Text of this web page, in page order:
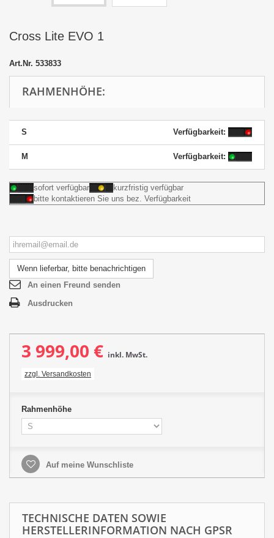
Cross Lite EVO 1
Art.Nr. 533833
RAHMENHÖHE:
S Verfügbarkeit:
M Verfügbarkeit:
sofort verfügbar
kurzfristig verfügbar
bitte kontaktieren Sie uns bez. Verfügbarkeit
Wenn lieferbar, bitte benachrichtigen
An einen Freund senden
Ausdrucken
3 999,00 € inkl. MwSt.
zzgl. Versandkosten
Rahmenhöhe
Auf meine Wunschliste
TECHNISCHE DATEN SOWIE
HERSTELLERINFORMATION NACH GPSR